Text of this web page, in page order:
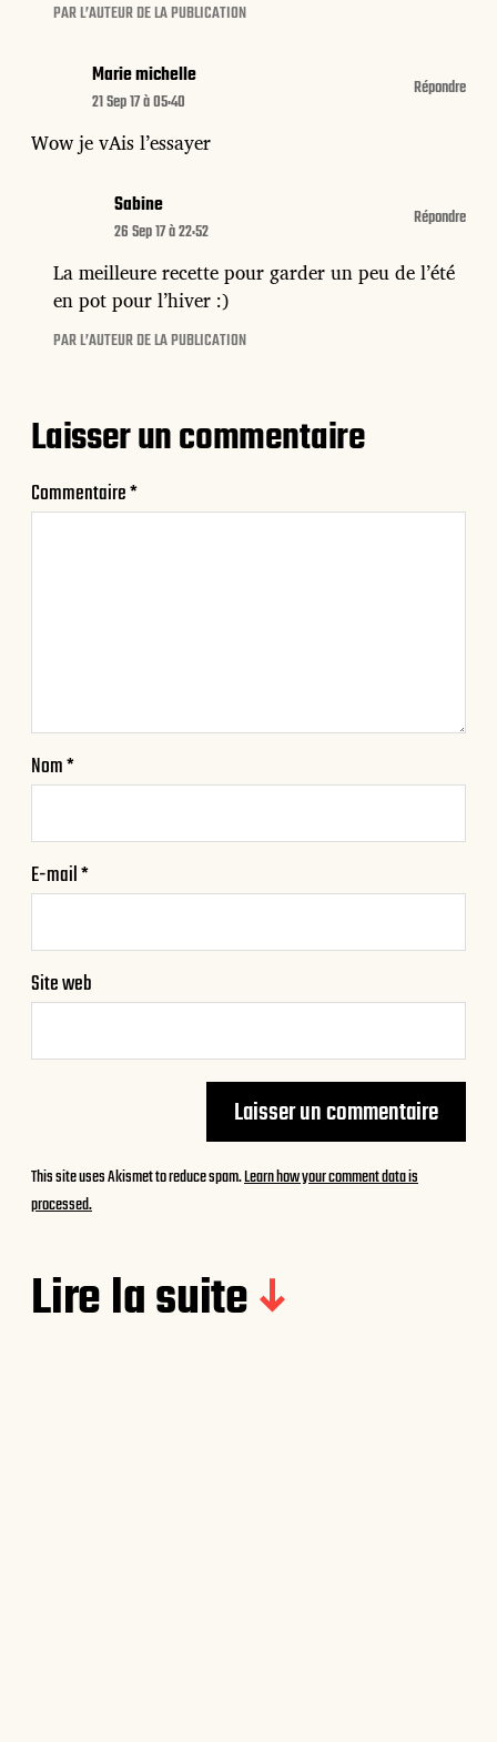
PAR L’AUTEUR DE LA PUBLICATION
Marie michelle
21 Sep 17 à 05:40
Wow je vAis l’essayer
Répondre
Sabine
26 Sep 17 à 22:52
La meilleure recette pour garder un peu de l’été
en pot pour l’hiver :)
PAR L’AUTEUR DE LA PUBLICATION
Répondre
Laisser un commentaire
Commentaire*
Nom*
E-mail*
Site web
This site uses Akismet to reduce spam.Learn how your comment data is
processed.
Lire la suite